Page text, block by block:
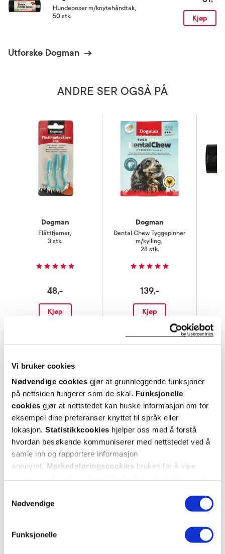
Vi bruker cookies
Nødvendige cookies gjør at grunnleggende funksjoner
på nettsiden fungerer som de skal. Funksjonelle
cookies gjør at nettstedet kan huske informasjon om for
eksempel dine preferanser knyttet til språk eller
lokasjon. Statistikkcookies hjelper oss med å forstå
hvordan besøkende kommuniserer med nettstedet ved å
samle inn og rapportere informasjon
anonymt. Markedsføringscookies brukes for å vise
Nødvendige
Funksjonelle
Hundeposer m/knytehåndtak
50 stk.
Kjøp
Utforske Dogman
ANDRE SER OGSÅ PÅ
Dogman
Flåttfjerner,
3 stk.
48,-
Kjøp
Dogman
Dental Chew Tyggepinner
m/kylling,
28 stk.
139,-
Kjøp
Hent resepter for deg selv eller barnet
Logg inn med BankID eller annen eID og få sikker
Velg hvilke resepter du vil hente ut og hvordan du vil
ha dem levert
Få dine resepter levert raskt og trygt på avtalt måte
Kom i gang
Mer om reseptvarer